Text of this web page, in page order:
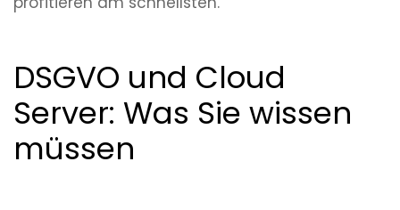
DSGVO und Cloud
Server: Was Sie wissen
müssen